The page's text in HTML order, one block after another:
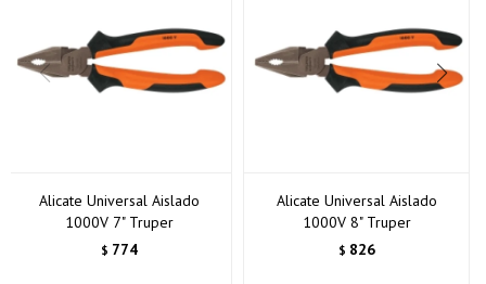
Alicate Universal Aislado
1000V 7" Truper
$ 774
Alicate Universal Aislado
1000V 8" Truper
$ 826